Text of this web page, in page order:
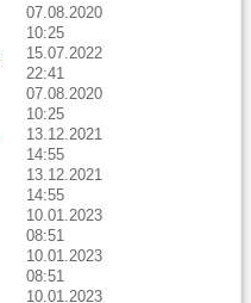
07.08.2020
10:25
15.07.2022
22:41
07.08.2020
10:25
13.12.2021
14:55
13.12.2021
14:55
10.01.2023
08:51
10.01.2023
08:51
10.01.2023